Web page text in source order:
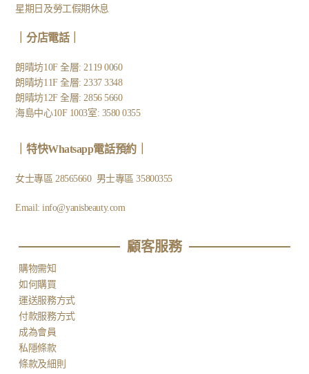
星期日及勞工假期休息
分店電話｜
朗晴坊10F 全層: 2119 0060
朗晴坊11F 全層: 2337 3348
朗晴坊12F 全層: 2856 5660
海島中心10F 1003室: 3580 0355
特快Whatsapp電話預約｜
女士專區28565660 男士專區35800355
Email:info@yanisbeauty.com
顧客服務​
購物需知
如何購買
運送服務方式
付款服務方式
成為會員
私隱條款
條款及細則